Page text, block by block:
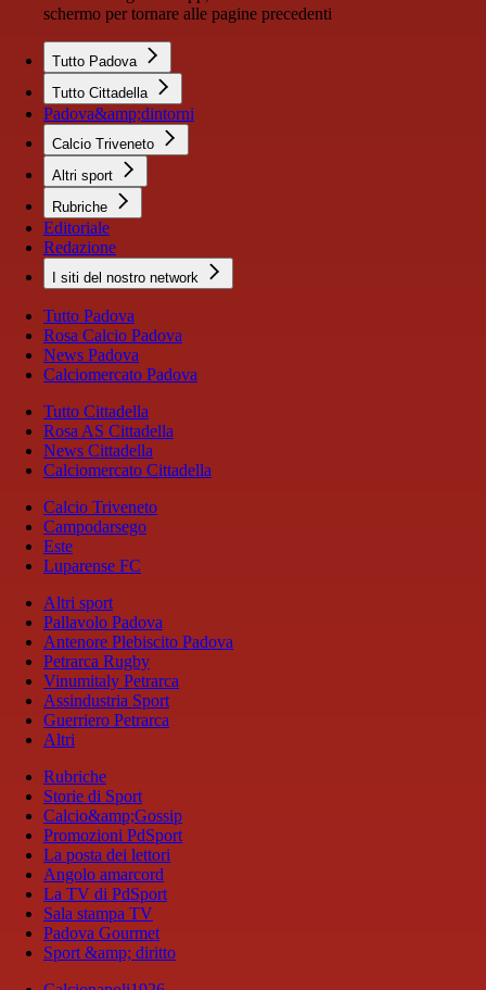
schermo per tornare alle pagine precedenti
Tutto Padova
Tutto Cittadella
Padova&amp;dintorni
Calcio Triveneto
Altri sport
Rubriche
Editoriale
Redazione
I siti del nostro network
Tutto Padova
Rosa Calcio Padova
News Padova
Calciomercato Padova
Tutto Cittadella
Rosa AS Cittadella
News Cittadella
Calciomercato Cittadella
Calcio Triveneto
Campodarsego
Este
Luparense FC
Altri sport
Pallavolo Padova
Antenore Plebiscito Padova
Petrarca Rugby
Vinumitaly Petrarca
Assindustria Sport
Guerriero Petrarca
Altri
Rubriche
Storie di Sport
Calcio&amp;Gossip
Promozioni PdSport
La posta dei lettori
Angolo amarcord
La TV di PdSport
Sala stampa TV
Padova Gourmet
Sport &amp; diritto